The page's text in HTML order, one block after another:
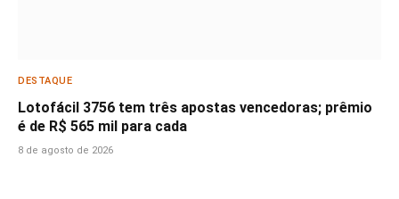
DESTAQUE
Lotofácil 3756 tem três apostas vencedoras; prêmio
é de R$ 565 mil para cada
8 de agosto de 2026